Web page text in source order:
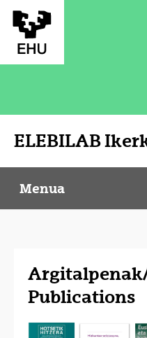
Eduki nagusira joan
ELEBILAB
ELEBILAB Ikerketa
Menua
Publications